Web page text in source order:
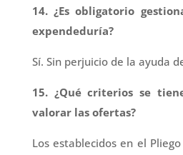
14. ¿Es obligatorio
expendeduría?
Sí. Sin perjuicio de la ayuda
15. ¿Qué criterios se
valorar las ofertas?
Los establecidos en el